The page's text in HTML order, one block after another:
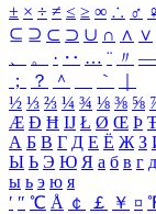
± × ÷ ≠ ≤ ≥ ∞ ∴ ♂ ♀
⊆ ⊇ ⊂ ⊃ ∪ ∩ ∧ ∨
、
。 · ‥ … ¨ 〃 ―
；
？ ＾ ｀
½ ⅓ ⅔ ¼ ¾ ⅛ ⅜ ⅝
Æ Ð Ħ Ĳ Ł Ø Œ Þ
А Б В Г Д Е Ё Ж З
Ы Ь Э Ю Я а б в г д
ы ь э ю я
′ ″ ℃ Å ￠ ￡ ￥ ¤